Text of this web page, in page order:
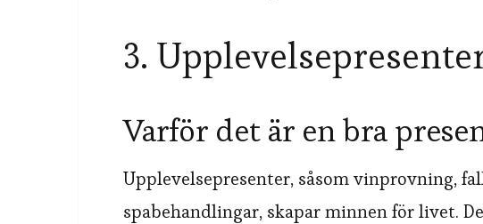
3.
Varför det är en bra
Upplevelsepresenter, såsom vinprovning,
spabehandlingar, skapar minnen för livet.